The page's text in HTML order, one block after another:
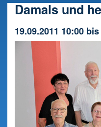
Damals und
19.09.2011 10:00